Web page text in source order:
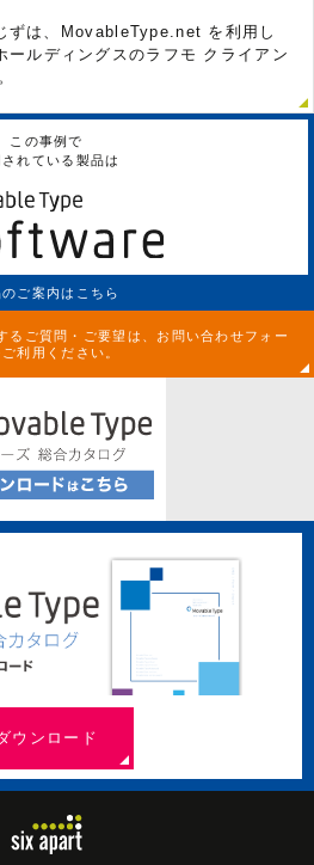
ずは、MovableType.net を利用し
ールディングスのラフモ クライアン
この事例で
されている製品は
のご案内はこちら
るご質問・ご要望は、お問い合わせフォー
ご利用ください。
ウンロード